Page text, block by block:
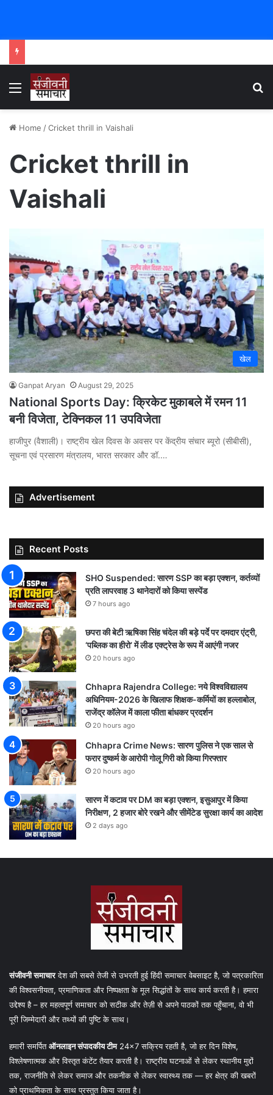
Menu
Home /Cricket thrill in Vaishali
Cricket thrill in
Vaishali
खेल
Ganpat Aryan August 29, 2025
National Sports Day: क्रिकेट मुकाबले में रमन 11
बनी विजेता, टेक्निकल 11 उपविजेता
हाजीपुर (वैशाली)। राष्ट्रीय खेल दिवस के अवसर पर केंद्रीय संचार ब्यूरो (सीबीसी),
सूचना एवं प्रसारण मंत्रालय, भारत सरकार और डॉ.…
Advertisement
Recent Posts
SHO Suspended: सारण SSP का बड़ा एक्शन, कर्तव्यों
प्रति लापरवाह 3 थानेदारों को किया सस्पेंड
7 hours ago
छपरा की बेटी ऋषिका सिंह चंदेल की बड़े पर्दे पर दमदार एंट्री,
‘पब्लिक का हीरो’ में लीड एक्ट्रेस के रूप में आएंगी नजर
20 hours ago
Chhapra Rajendra College: नये विश्वविद्यालय
अधिनियम-2026 के खिलाफ शिक्षक-कर्मियों का हल्लाबोल,
राजेंद्र कॉलेज में काला फीता बांधकर प्रदर्शन
20 hours ago
Chhapra Crime News: सारण पुलिस ने एक साल से
फरार दुष्कर्म के आरोपी गोलू गिरी को किया गिरफ्तार
20 hours ago
सारण में कटाव पर DM का बड़ा एक्शन, इसुआपुर में किया
निरीक्षण, 2 हजार बोरे रखने और सीमेंटेड सुरक्षा कार्य का आदेश
2 days ago
संजीवनी समाचारदेश की सबसे तेजी से उभरती हुई हिंदी समाचार वेबसाइट है, जो पत्रकारिता
की विश्वसनीयता, प्रमाणिकता और निष्पक्षता के मूल सिद्धांतों के साथ कार्य करती है। हमारा
उद्देश्य है – हर महत्वपूर्ण समाचार को सटीक और तेज़ी से अपने पाठकों तक पहुँचाना, वो भी
पूरी जिम्मेदारी और तथ्यों की पुष्टि के साथ।
हमारी समर्पितऑनलाइन संपादकीय टीम24×7 सक्रिय रहती है, जो हर दिन विशेष,
विश्लेषणात्मक और विस्तृत कंटेंट तैयार करती है। राष्ट्रीय घटनाओं से लेकर स्थानीय मुद्दों
तक, राजनीति से लेकर समाज और तकनीक से लेकर स्वास्थ्य तक — हर क्षेत्र की खबरों
को प्राथमिकता के साथ प्रस्तुत किया जाता है।